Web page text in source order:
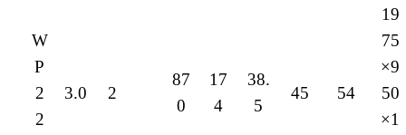
W
P
2
2
3.0 2
87
0
17
4
38.
5
45 54
19
75
×9
50
×1